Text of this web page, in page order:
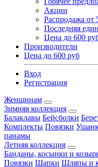
Акции
Распродажа от
Последняя
Цена до 600
Производители
Цена до 600 руб
Вход
Регистрация
Женщинам
Зимняя коллекция
Балаклавы Бейсболки
Комплекты Повязки
панамы
Летняя коллекция
Банданы, косынки и
Повязки Шапки Шляпы и